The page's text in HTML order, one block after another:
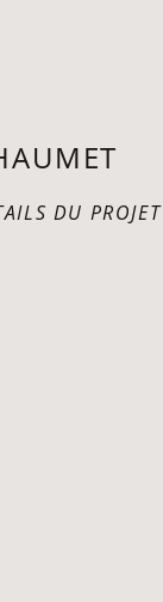
DU PROJET